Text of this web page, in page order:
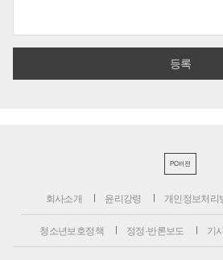
PC버전
회사소개 윤리강령 개인정보처리
청소년보호정책 정정·반론보도 기